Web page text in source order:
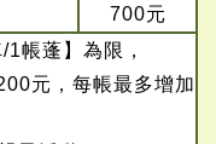
700元
帳蓬】為限，
元，每帳最多增加